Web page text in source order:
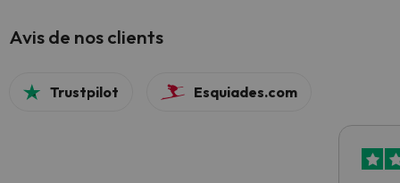
Avis de nos clients
Trustpilot Esquiades.com